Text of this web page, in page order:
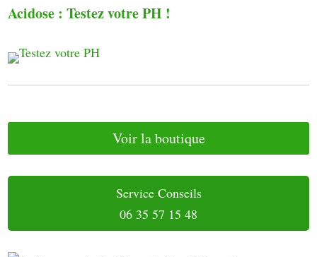
Acidose : Testez votre PH !
Voir la boutique
Service Conseils
06 35 57 15 48